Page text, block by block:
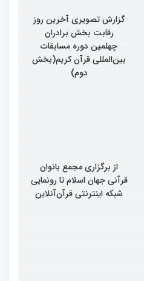
گزارش تصویری آخرین روز
رقابت بخش برادران
چهلمین دوره مسابقات
بین‌المللی قرآن کریم(بخش
دوم)
از برگزاری مجمع بانوان
قرآنی جهان اسلام تا رونمایی
شبکه اینترنتی قرآن‌آنلاین